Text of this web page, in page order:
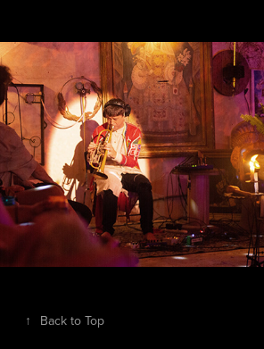
Morphea
2024
↑ Back to Top